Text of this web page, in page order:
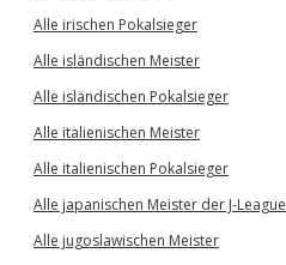
Alle irischen Pokalsieger
Alle isländischen Meister
Alle isländischen Pokalsieger
Alle italienischen Meister
Alle italienischen Pokalsieger
Alle japanischen Meister der J-League
Alle jugoslawischen Meister